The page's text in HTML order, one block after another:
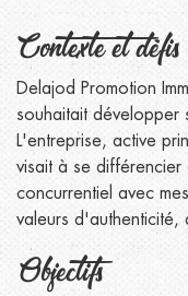
Contexte et défis
Delajod Promotion
souhaitait développer
L'entreprise, active
visait à se différencier
concurrentiel avec
valeurs
Objectifs